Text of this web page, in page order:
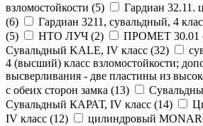
взломостойкости (5)
Гардиан 32.11.
(6) Гардиан 3211, сувальдный, 4
(5) НТО ЛУЧ (2) ПРОМЕТ 30.01
Сувальдный KALE, IV класс (32)
4 (высший) класс взломостойкости;
высверливания - две пластины из
с обеих сторон замка (13)
Сувальдный КАРАТ, IV класс (14)
IV класс (12)
цилиндровый